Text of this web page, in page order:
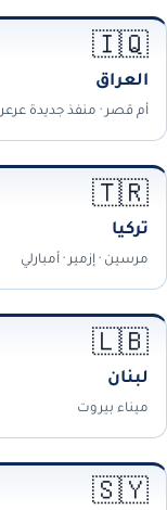
🇮🇶
العراق
أم قصر · منفذ جديدة عرعر
🇹🇷
تركيا
مرسين · إزمير · أمبارلي
🇱🇧
لبنان
ميناء بيروت
🇸🇾